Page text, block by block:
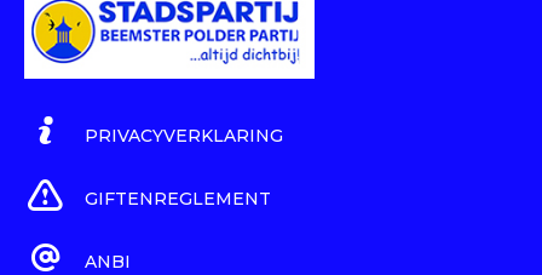
PRIVACYVERKLARING
GIFTENREGLEMENT
ANBI